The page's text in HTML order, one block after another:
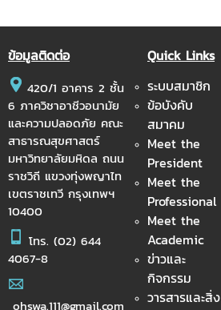
ข้อมูลติดต่อ
420/1 อาคาร 2 ชั้น
6 ภาควิชาอาชีวอนามัย
และความปลอดภัย คณะ
สาธารณสุขศาสตร์
มหาวิทยาลัยมหิดล ถนน
ราชวิถี แขวงทุ่งพญาไท
เขตราชเทวี กรุงเทพฯ
10400
โทร. (02) 644
4067-8
ohswa.111@gmail.com
Quick Links
ระบบสมาชิก
ข้อบังคับ
สมาคม
Meet the
President
Meet the
Professional
Meet the
Academic
ข่าวและ
กิจกรรม
วารสารและสิ่ง